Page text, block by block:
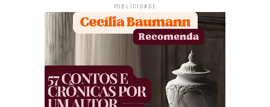
PUBLICIDADE